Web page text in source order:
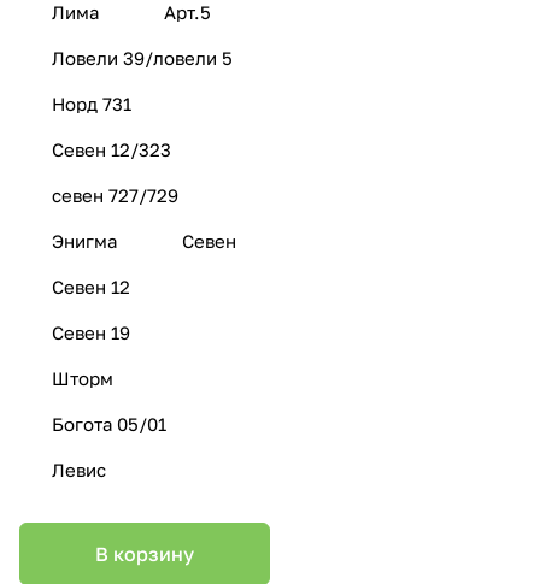
Лима
Арт.5
Ловели 39/ловели 5
Норд 731
Севен 12/323
севен 727/729
Энигма Севен
Севен 12
Севен 19
Шторм
Богота 05/01
Левис
В корзину